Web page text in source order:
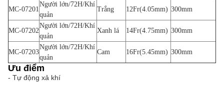
MC-07201
Người lớn/72H/Khí
quản
Trắng 12Fr(4.05mm) 300mm
MC-07202
Người lớn/72H/Khí
quản
Xanh lá 14Fr(4.75mm) 300mm
MC-07203
Người lớn/72H/Khí
quản
Cam 16Fr(5.45mm) 300mm
Ưu điểm
- Tự động xả khí